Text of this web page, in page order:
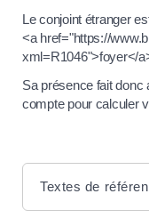
Le conjoint étranger
<a href="https://
xml=R1046">foyer</
Sa présence fait donc
compte pour calculer
Textes de